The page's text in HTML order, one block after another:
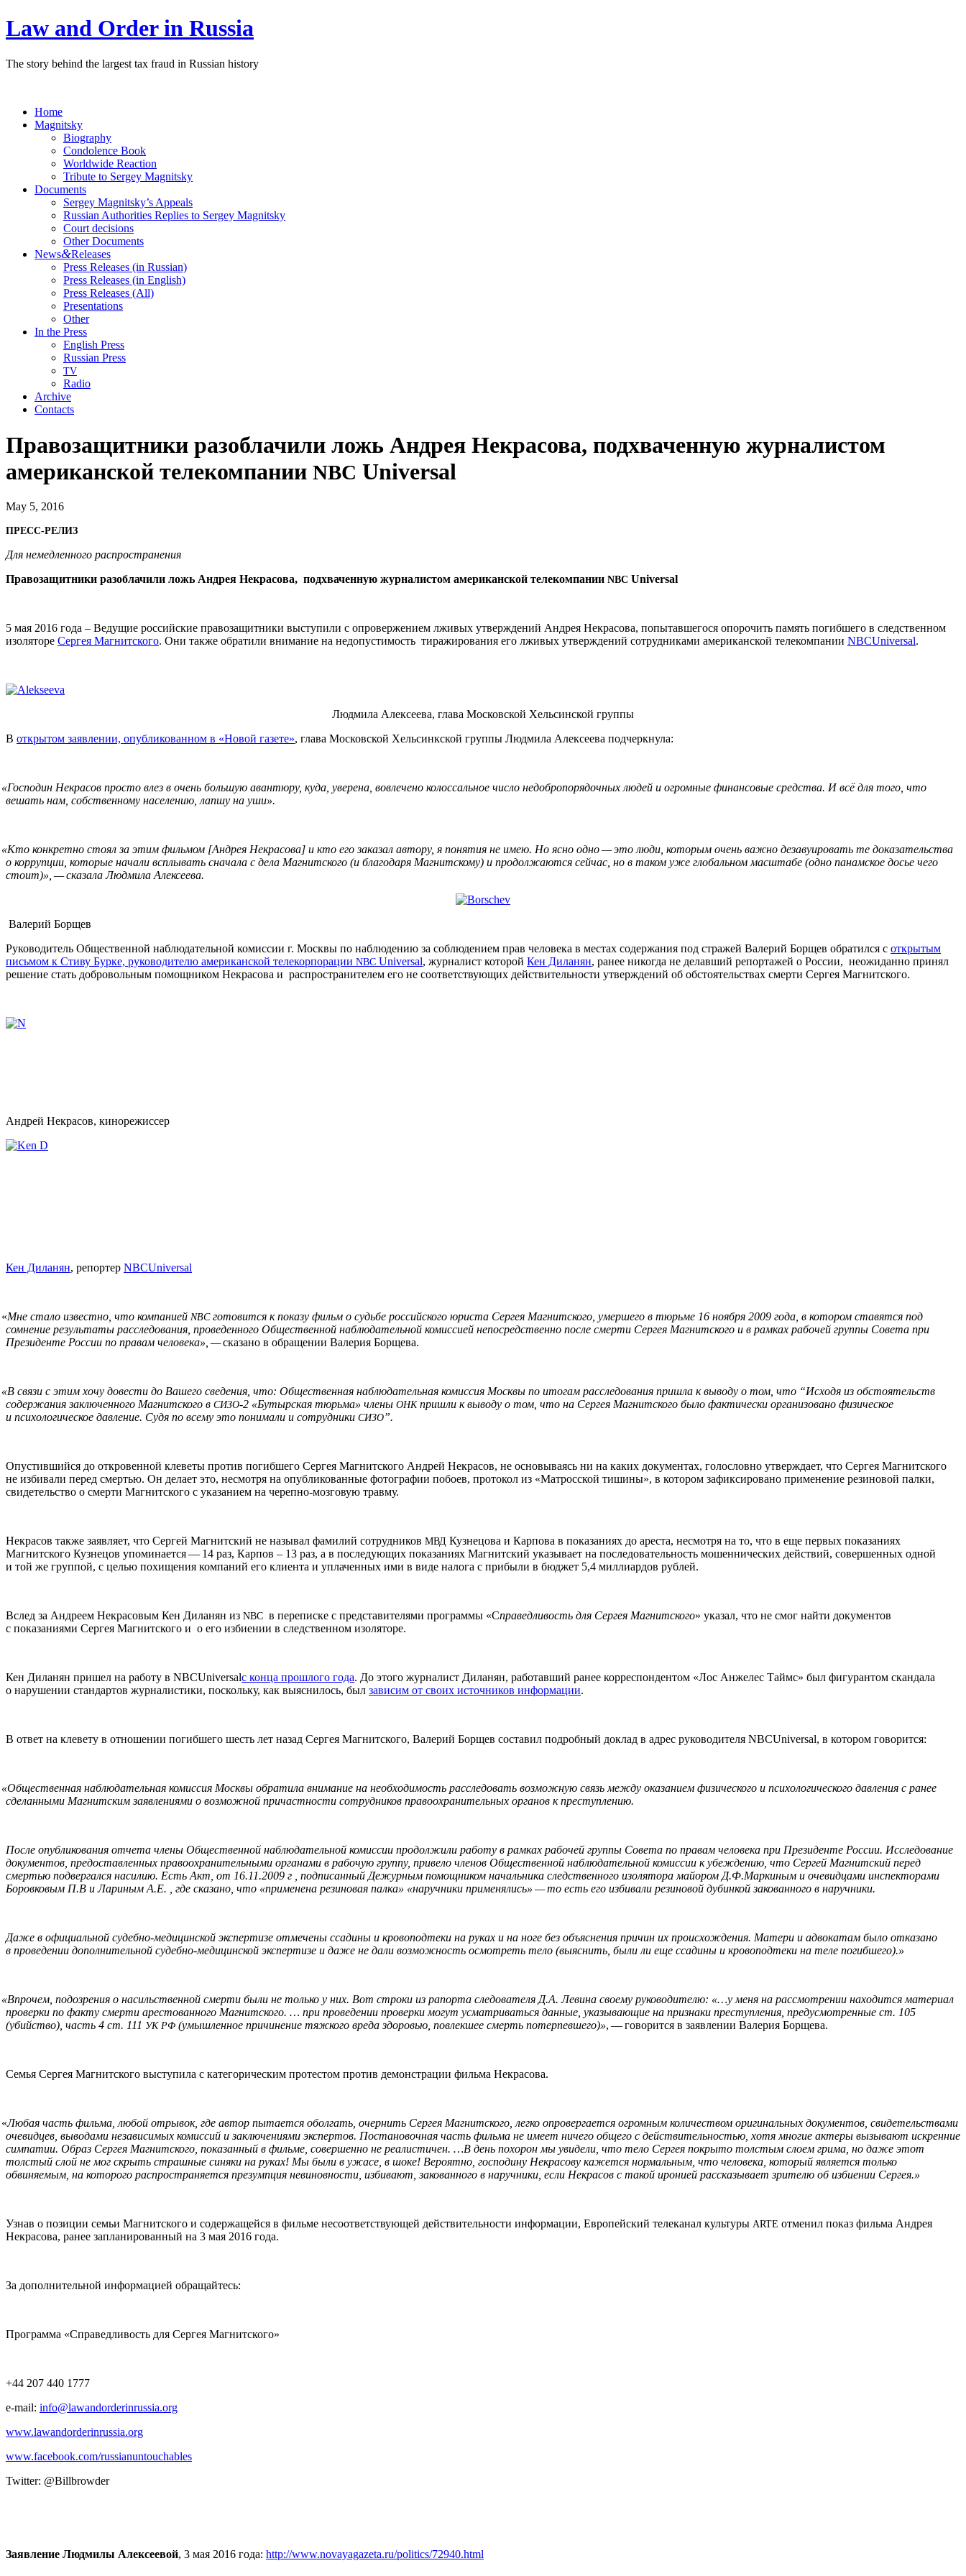
Law and Order in Russia
The story behind the largest tax fraud in Russian history
Home
Magnitsky
Biography
Condolence Book
Worldwide Reaction
Tribute to Sergey Magnitsky
Documents
Sergey Magnitsky’s Appeals
Russian Authorities Replies to Sergey Magnitsky
Court decisions
Other Documents
News&Releases
Press Releases (in Russian)
Press Releases (in English)
Press Releases (All)
Presentations
Other
In the Press
English Press
Russian Press
TV
Radio
Archive
Contacts
Правозащитники разоблачили ложь Андрея Некрасова, подхваченную журналистом
американской телекомпании NBC Universal
May 5, 2016
ПРЕСС-РЕЛИЗ
Для немедленного распространения
Правозащитники разоблачили ложь Андрея Некрасова, подхваченную журналистом американской телекомпании NBC Uni­ver­sal
5 мая 2016 года – Ведущие российские правозащитники выступили с опровержением лживых утверждений Андрея Некрасова, попытавшегося опорочить память погибшего в следственном
изоляторе Сергея Магнитского. Они также обратили внимание на недопустимость тиражирования его лживых утверждений сотрудниками американской телекомпании NBCU­ni­ver­sal.
Людмила Алексеева, глава Московской Хельсинской группы
В открытом заявлении, опубликованном в «Новой газете», глава Московской Хельсинкской группы Людмила Алексеева подчеркнула:
«Господин Некрасов просто влез в очень большую авантюру, куда, уверена, вовлечено колоссальное число недобропорядочных людей и огромные финансовые средства. И всё для того, что
вешать нам, собственному населению, лапшу на уши».
«Кто конкретно стоял за этим фильмом [Андрея Некрасова] и кто его заказал автору, я понятия не имею. Но ясно одно — это люди, которым очень важно дезавуировать те доказательства
о коррупции, которые начали всплывать сначала с дела Магнитского (и благодаря Магнитскому) и продолжаются сейчас, но в таком уже глобальном масштабе (одно панамское досье чего
стоит)», — сказала Людмила Алексеева.
Валерий Борщев
Руководитель Общественной наблюдательной комиссии г. Москвы по наблюдению за соблюдением прав человека в местах содержания под стражей Валерий Борщев обратился с открытым
письмом к Cтиву Бурке, руководителю американской телекорпорации NBC Uni­ver­sal, журналист которой Кен Диланян, ранее никогда не делавший репортажей о России, неожиданно принял
решение стать добровольным помощником Некрасова и распространителем его не соответствующих действительности утверждений об обстоятельствах смерти Сергея Магнитского.
Андрей Некрасов, кинорежиссер
Кен Диланян, репортер NBCU­ni­ver­sal
«Мне стало известно, что компанией NBCготовится к показу фильм о судьбе российского юриста Сергея Магнитского, умершего в тюрьме 16 ноября 2009 года, в котором ставятся под
сомнение результаты расследования, проведенного Общественной наблюдательной комиссией непосредственно после смерти Сергея Магнитского и в рамках рабочей группы Совета при
Президенте России по правам человека», —сказано в обращении Валерия Борщева.
«В связи с этим хочу довести до Вашего сведения, что: Общественная наблюдательная комиссия Москвы по итогам расследования пришла к выводу о том, что “Исходя из обстоятельств
содержания заключенного Магнитского в СИЗО‑2 «Бутырская тюрьма» члены ОНКпришли к выводу о том, что на Сергея Магнитского было фактически организовано физическое
и психологическое давление. Судя по всему это понимали и сотрудники СИЗО”.
Опустившийся до откровенной клеветы против погибшего Сергея Магнитского Андрей Некрасов, не основываясь ни на каких документах, голословно утверждает, что Сергея Магнитского
не избивали перед смертью. Он делает это, несмотря на опубликованные фотографии побоев, протокол из «Матросской тишины», в котором зафиксировано применение резиновой палки,
свидетельство о смерти Магнитского с указанием на черепно-мозговую травму.
Некрасов также заявляет, что Сергей Магнитский не называл фамилий сотрудников МВД Кузнецова и Карпова в показаниях до ареста, несмотря на то, что в еще первых показаниях
Магнитского Кузнецов упоминается — 14 раз, Карпов – 13 раз, а в последующих показаниях Магнитский указывает на последовательность мошеннических действий, совершенных одной
и той же группой, с целью похищения компаний его клиента и уплаченных ими в виде налога с прибыли в бюджет 5,4 миллиардов рублей.
Вслед за Андреем Некрасовым Кен Диланян из NBC в переписке с представителями программы «Справедливость для Сергея Магнитского» указал, что не смог найти документов
с показаниями Сергея Магнитского и о его избиении в следственном изоляторе.
Кен Диланян пришел на работу в NBCU­ni­ver­salс конца прошлого года. До этого журналист Диланян, работавший ранее корреспондентом «Лос Анжелес Таймс» был фигурантом скандала
о нарушении стандартов журналистики, поскольку, как выяснилось, был зависим от своих источников информации.
В ответ на клевету в отношении погибшего шесть лет назад Сергея Магнитского, Валерий Борщев составил подробный доклад в адрес руководителя NBCU­ni­ver­sal, в котором говорится:
«Общественная наблюдательная комиссия Москвы обратила внимание на необходимость расследовать возможную связь между оказанием физического и психологического давления с ранее
сделанными Магнитским заявлениями о возможной причастности сотрудников правоохранительных органов к преступлению.
После опубликования отчета члены Общественной наблюдательной комиссии продолжили работу в рамках рабочей группы Совета по правам человека при Президенте России. Исследование
документов, предоставленных правоохранительными органами в рабочую группу, привело членов Общественной наблюдательной комиссии к убеждению, что Сергей Магнитский перед
смертью подвергался насилию. Есть Акт, от 16.11.2009 г , подписанный Дежурным помощником начальника следственного изолятора майором Д.Ф.Маркиным и очевидцами инспекторами
Боровковым П.В и Лариным А.Е. , где сказано, что «применена резиновая палка» «наручники применялись» — то есть его избивали резиновой дубинкой закованного в наручники.
Даже в официальной судебно-медицинской экспертизе отмечены ссадины и кровоподтеки на руках и на ноге без объяснения причин их происхождения. Матери и адвокатам было отказано
в проведении дополнительной судебно-медицинской экспертизе и даже не дали возможность осмотреть тело (выяснить, были ли еще ссадины и кровоподтеки на теле погибшего).»
«Впрочем, подозрения о насильственной смерти были не только у них. Вот строки из рапорта следователя Д.А. Левина своему руководителю: «…у меня на рассмотрении находится материал
проверки по факту смерти арестованного Магнитского. … при проведении проверки могут усматриваться данные, указывающие на признаки преступления, предусмотренные ст. 105
(убийство), часть 4 ст. 111 УК РФ (умышленное причинение тяжкого вреда здоровью, повлекшее смерть потерпевшего)», — говорится в заявлении Валерия Борщева.
Семья Сергея Магнитского выступила с категорическим протестом против демонстрации фильма Некрасова.
«Любая часть фильма, любой отрывок, где автор пытается оболгать, очернить Сергея Магнитского, легко опровергается огромным количеством оригинальных документов, свидетельствами
очевидцев, выводами независимых комиссий и заключениями экспертов. Постановочная часть фильма не имеет ничего общего с действительностью, хотя многие актеры вызывают искренние
симпатии. Образ Сергея Магнитского, показанный в фильме, совершенно не реалистичен. …В день похорон мы увидели, что тело Сергея покрыто толстым слоем грима, но даже этот
толстый слой не мог скрыть страшные синяки на руках! Мы были в ужасе, в шоке! Вероятно, господину Некрасову кажется нормальным, что человека, который является только
обвиняемым, на которого распространяется презумпция невиновности, избивают, закованного в наручники, если Некрасов с такой иронией рассказывает зрителю об избиении Сергея.»
Узнав о позиции семьи Магнитского и содержащейся в фильме несоответствующей действительности информации, Европейский телеканал культуры ARTE отменил показ фильма Андрея
Некрасова, ранее запланированный на 3 мая 2016 года.
За дополнительной информацией обращайтесь:
Программа «Справедливость для Сергея Магнитского»
+44 207 440 1777
e‑mail: info@lawandorderinrussia.org
www.lawandorderinrussia.org
www.facebook.com/russianuntouchables
Twit­ter: @Billbrowder
Заявление Людмилы Алексеевой, 3 мая 2016 года: http://www.novayagazeta.ru/politics/72940.html